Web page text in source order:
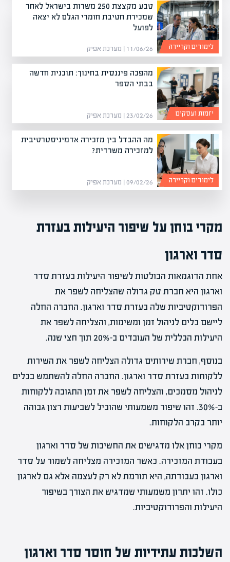
טבע מקצצת 250 משרות בישראל לאחר
שמכירת חטיבת חומרי הגלם לא יצאה
לפועל
11/06/26 | מערכת אפיק לימודים וקריירה
מהפכה פיננסית בחינוך: תוכנית חדשה
בבתי הספר
23/02/26 | מערכת אפיק יזמות ועסקים
מה ההבדל בין מזכירה אדמיניסטרטיבית
למזכירה משרדית?
09/02/26 | מערכת אפיק לימודים וקריירה
מקרי בוחן על שיפור היעילות בעזרת
סדר וארגון
אחת הדוגמאות הבולטות לשיפור היעילות בעזרת סדר
וארגון היא חברת טק גדולה שהצליחה לשפר את
הפרודוקטיביות שלה בעזרת סדר וארגון. החברה החלה
ליישם כלים לניהול זמן ומשימות, והצליחה לשפר את
היעילות הכללית של העובדים ב-20% תוך חצי שנה.
בנוסף, חברת שירותים גדולה הצליחה לשפר את השירות
ללקוחות בעזרת סדר וארגון. החברה החלה להשתמש בכלים
לניהול מסמכים, והצליחה לשפר את זמן התגובה ללקוחות
ב-30%. זהו שיפור משמעותי שהוביל לשביעות רצון גבוהה
יותר בקרב הלקוחות.
מקרי בוחן אלו מדגישים את החשיבות של סדר וארגון
בעבודת המזכירה. כאשר המזכירה מצליחה לשמור על סדר
וארגון בעבודתה, היא תורמת לא רק לעצמה אלא גם לארגון
כולו. זהו יתרון משמעותי שמדגיש את הצורך בשיפור
היעילות והפרודוקטיביות.
השלכות עתידיות של חוסר סדר וארגון